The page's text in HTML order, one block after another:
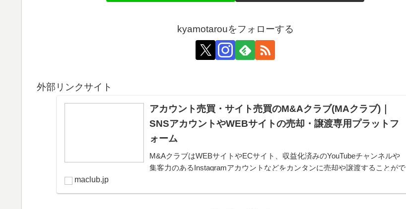
kyamotarouをフォローする
外部リンクサイト
アカウント売買・サイト売買のM&Aクラブ(MAクラブ)｜
SNSアカウントやWEBサイトの売却・譲渡専用プラットフ
ォーム
M&AクラブはWEBサイトやECサイト、収益化済みのYouTubeチャンネルや
集客力のあるInstagramアカウントなどをカンタンに売却や譲渡することがで
可能。取引完了ま...
maclub.jp